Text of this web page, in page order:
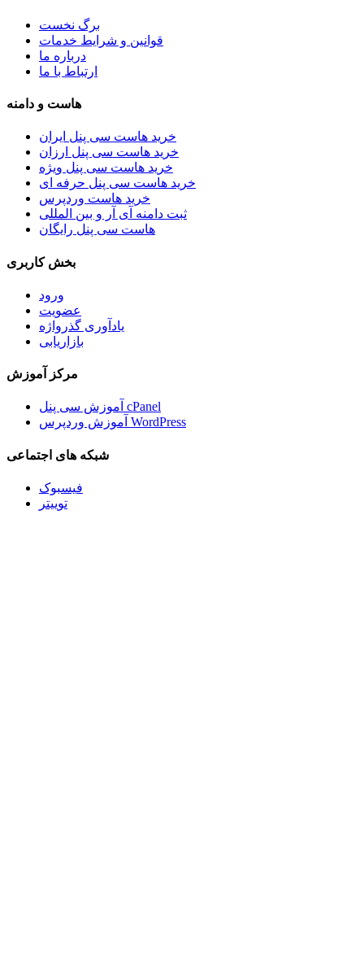
برگ نخست
قوانین و شرایط خدمات
درباره ما
ارتباط با ما
هاست و دامنه
خرید هاست سی پنل ایران
خرید هاست سی پنل ارزان
خرید هاست سی پنل ویژه
خرید هاست سی پنل حرفه ای
خرید هاست وردپرس
ثبت دامنه آی آر و بین المللی
هاست سی پنل رایگان
بخش کاربری
ورود
عضویت
یادآوری گذرواژه
بازاریابی
مرکز آموزش
آموزش سی پنل cPanel
آموزش وردپرس WordPress
شبکه های اجتماعی
فیسبوک
توییتر